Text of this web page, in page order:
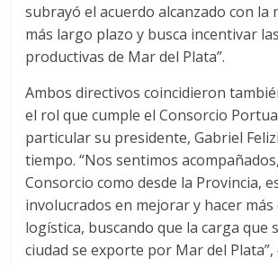
subrayó el acuerdo alcanzado con la
más largo plazo y busca incentivar
productivas de Mar del Plata”.
Ambos directivos coincidieron
el rol que cumple el Consorcio
particular su presidente, Gabriel
tiempo. “Nos sentimos
Consorcio como desde la Provincia,
involucrados en mejorar y hacer más
logística, buscando que la carga que
ciudad se exporte por Mar del Plata”,